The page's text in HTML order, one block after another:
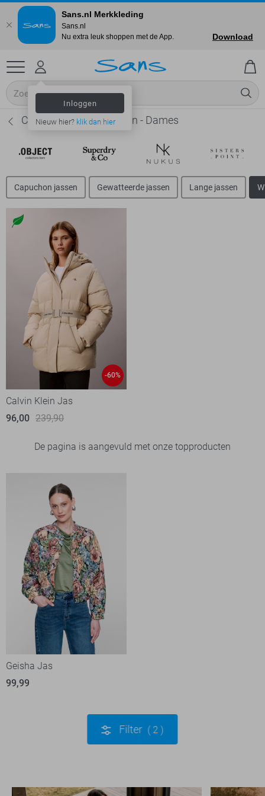
Inloggen
Nieuw hier? klik dan hier
Calvin Klein Winterjassen - Dames
Capuchon jassen Gewatteerde jassen Lange jassen
-60%
Calvin Klein Jas
96,00 239,90
De pagina is aangevuld met onze topproducten
Geisha Jas
99,99
Filter 2
Sans.nl Merkkleding
Sans.nl
Nu extra leuk shoppen met de App.
Download